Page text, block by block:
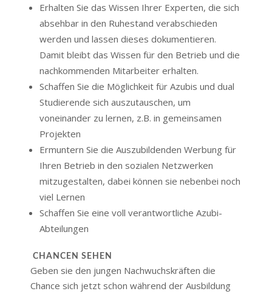
Erhalten Sie das Wissen Ihrer Experten, die sich
absehbar in den Ruhestand verabschieden
werden und lassen dieses dokumentieren.
Damit bleibt das Wissen für den Betrieb und die
nachkommenden Mitarbeiter erhalten.
Schaffen Sie die Möglichkeit für Azubis und dual
Studierende sich auszutauschen, um
voneinander zu lernen, z.B. in gemeinsamen
Projekten
Ermuntern Sie die Auszubildenden Werbung für
Ihren Betrieb in den sozialen Netzwerken
mitzugestalten, dabei können sie nebenbei noch
viel Lernen
Schaffen Sie eine voll verantwortliche Azubi-
Abteilungen
CHANCEN SEHEN
Geben sie den jungen Nachwuchskräften die
Chance sich jetzt schon während der Ausbildung